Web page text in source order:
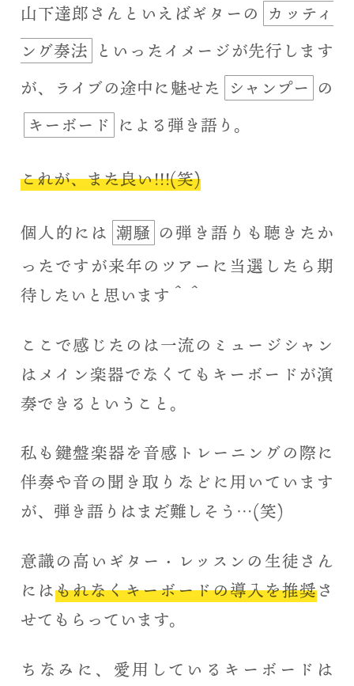
山下達郎さんといえばギターの カッティ
ング奏法 といったイメージが先行します
が、ライブの途中に魅せた シャンプー の
キーボード による弾き語り。
これが、また良い!!!(笑)
個人的には 潮騒 の弾き語りも聴きたか
ったですが来年のツアーに当選したら期
待したいと思います＾＾
ここで感じたのは一流のミュージシャン
はメイン楽器でなくてもキーボードが演
奏できるということ。
私も鍵盤楽器を音感トレーニングの際に
伴奏や音の聞き取りなどに用いています
が、弾き語りはまだ難しそう…(笑)
意識の高いギター・レッスンの生徒さん
にはもれなくキーボードの導入を推奨さ
せてもらっています。
ちなみに、愛用しているキーボードは